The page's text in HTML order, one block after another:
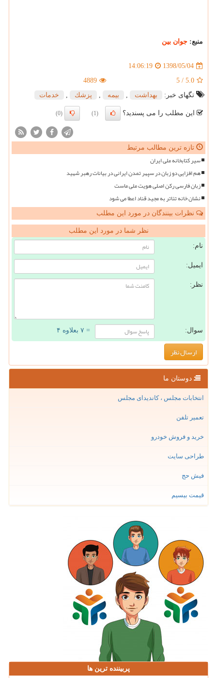
منبع: جوان بین
1398/05/04
14:06:19
5.0
/
5
4889
تگهای خبر:
بهداشت , بیمه , پزشك , خدمات
این مطلب را می پسندید؟ (1)
(0)
تازه ترین مطالب مرتبط
سیر کتابخانه ملی ایران
هم افزایی دو زبان در سپهر تمدن ایرانی در بیانات رهبر شهید
زبان فارسی رکن اصلی هویت ملی ماست
نشان خانه تئاتر به مجید قناد اعطا می شود
نظرات بینندگان در مورد این مطلب
نظر شما در مورد این مطلب
نام:
ایمیل:
نظر:
سوال: = ۷ بعلاوه ۴
دوستان ما
انتخابات مجلس ، کاندیدای مجلس
تعمیر تلفن
خرید و فروش خودرو
طراحی سایت
فیش حج
قیمت بیسیم
پربیننده ترین ها